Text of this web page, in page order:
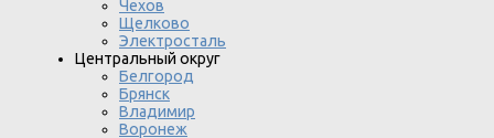
Чехов
Щелково
Электросталь
Центральный округ
Белгород
Брянск
Владимир
Воронеж